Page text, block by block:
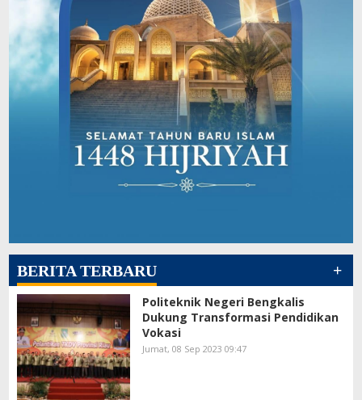
+
BERITA TERBARU
Politeknik Negeri Bengkalis
Dukung Transformasi Pendidikan
Vokasi
Jumat, 08 Sep 2023 09:47